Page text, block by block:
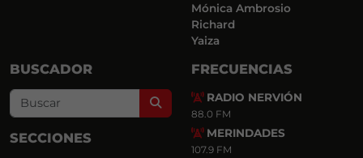
Mónica Ambrosio
Richard
Yaiza
BUSCADOR
Search
SECCIONES
FRECUENCIAS
RADIO NERVIÓN
88.0 FM
MERINDADES
107.9 FM